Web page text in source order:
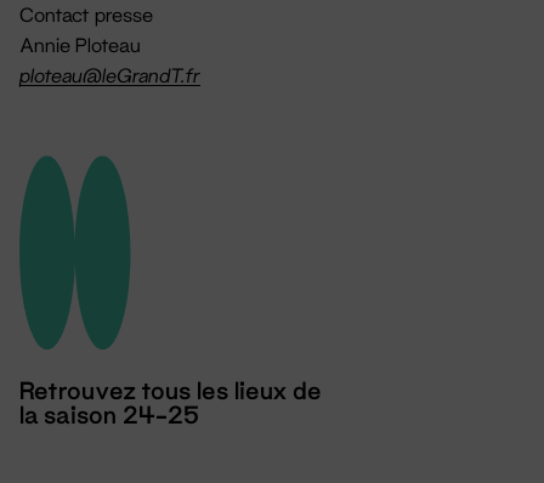
Contact presse
Annie Ploteau
ploteau@leGrandT.fr
Retrouvez tous les lieux de
la saison 24-25